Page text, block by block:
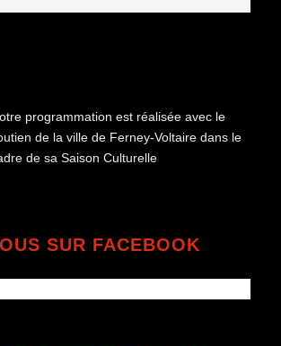
programmation est réalisée avec le
de la ville de Ferney-Voltaire dans le
de sa Saison Culturelle
SUR FACEBOOK